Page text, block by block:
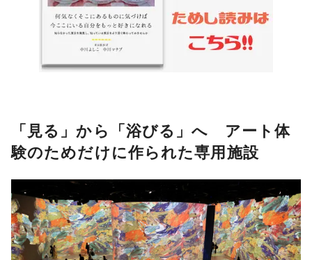
「見る」から「浴びる」へ アート体
験のためだけに作られた専用施設